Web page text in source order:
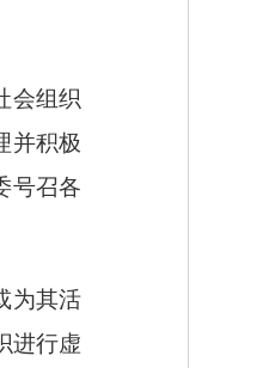
会组织
并积极
号召各
为其活
进行虚